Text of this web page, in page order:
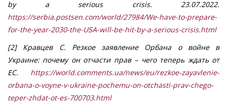
by a serious crisis. 23.07.2022.
https://serbia.postsen.com/world/27984/We-have-to-prepare-
for-the-year-2030-the-USA-will-be-hit-by-a-serious-crisis.html
[2] Кравцев С. Резкое заявление Орбана о войне в
Украине: почему он отчасти прав – чего теперь ждать от
ЕС. https://world.comments.ua/news/eu/rezkoe-zayavlenie-
orbana-o-voyne-v-ukraine-pochemu-on-otchasti-prav-chego-
teper-zhdat-ot-es-700703.html